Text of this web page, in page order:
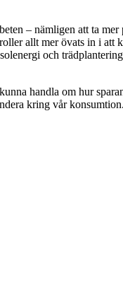
– nämligen att ta
allt mer övats in i att
och
handla om hur
kring vår